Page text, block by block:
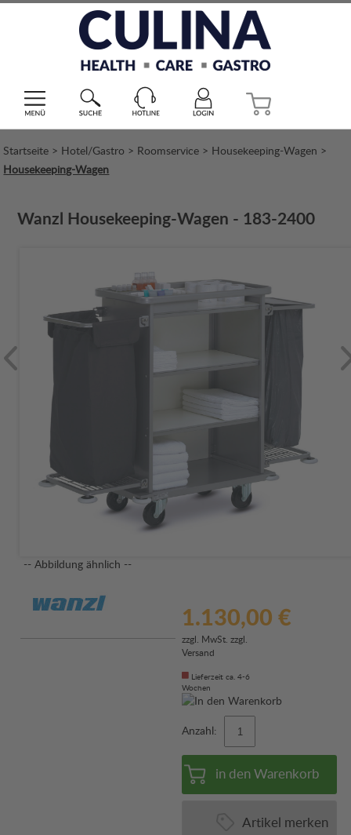
Startseite > Hotel/Gastro > Roomservice > Housekeeping-Wagen >
Housekeeping-Wagen
Wanzl Housekeeping-Wagen - 183-2400
-- Abbildung ähnlich --
1.130,00 €
zzgl. MwSt. zzgl.
Versand
Lieferzeit ca. 4-6
Wochen
Anzahl:
in den Warenkorb
Artikel merken